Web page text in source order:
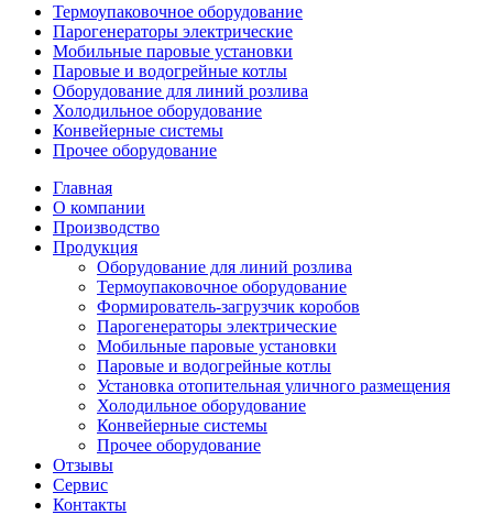
Термоупаковочное оборудование
Парогенераторы электрические
Мобильные паровые установки
Паровые и водогрейные котлы
Оборудование для линий розлива
Холодильное оборудование
Конвейерные системы
Прочее оборудование
Главная
О компании
Производство
Продукция
Оборудование для линий розлива
Термоупаковочное оборудование
Формирователь-загрузчик коробов
Парогенераторы электрические
Мобильные паровые установки
Паровые и водогрейные котлы
Установка отопительная уличного размещения
Холодильное оборудование
Конвейерные системы
Прочее оборудование
Отзывы
Сервис
Контакты